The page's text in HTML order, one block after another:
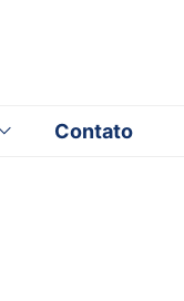
Contato